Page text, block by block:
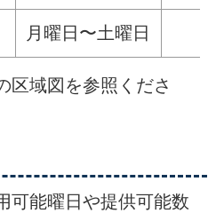
月曜日〜土曜日
区域図を参照くださ
可能曜日や提供可能数